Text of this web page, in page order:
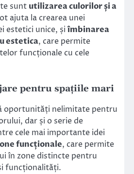
sunt utilizarea culorilor și a
ajuta la crearea unei
estetici unice, șiîmbinarea
estetica, care permite
funcționale cu cele
pentru spațiile mari
oportunități nelimitate pentru
dar și o serie de
cele mai importante idei
funcționale, care permite
în zone distincte pentru
funcționalități.